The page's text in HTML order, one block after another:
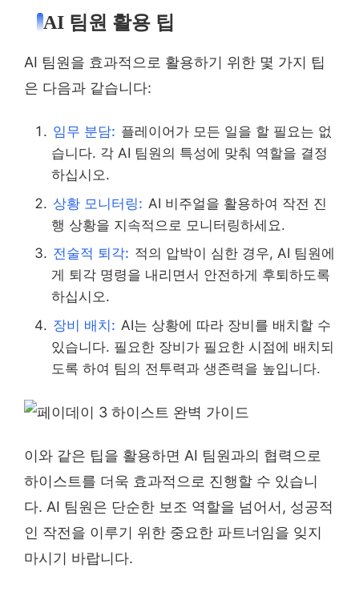
AI 팀원 활용 팁
AI 팀원을 효과적으로 활용하기 위한 몇 가지 팁
은 다음과 같습니다:
임무 분담: 플레이어가 모든 일을 할 필요는 없
습니다. 각 AI 팀원의 특성에 맞춰 역할을 결정
하십시오.
상황 모니터링: AI 비주얼을 활용하여 작전 진
행 상황을 지속적으로 모니터링하세요.
전술적 퇴각: 적의 압박이 심한 경우, AI 팀원에
게 퇴각 명령을 내리면서 안전하게 후퇴하도록
하십시오.
장비 배치: AI는 상황에 따라 장비를 배치할 수
있습니다. 필요한 장비가 필요한 시점에 배치되
도록 하여 팀의 전투력과 생존력을 높입니다.
이와 같은 팁을 활용하면 AI 팀원과의 협력으로
하이스트를 더욱 효과적으로 진행할 수 있습니
다. AI 팀원은 단순한 보조 역할을 넘어서, 성공적
인 작전을 이루기 위한 중요한 파트너임을 잊지
마시기 바랍니다.